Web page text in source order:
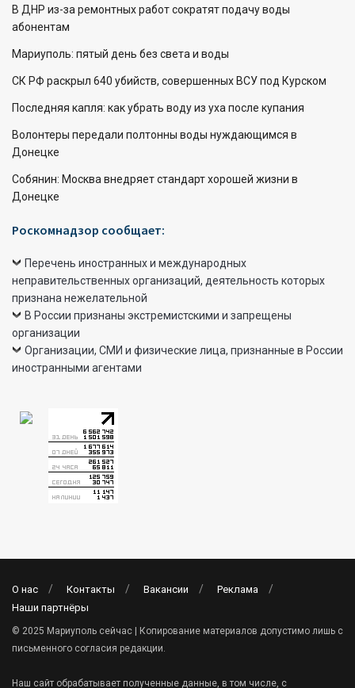
В ДНР из-за ремонтных работ сократят подачу воды
абонентам
Мариуполь: пятый день без света и воды
СК РФ раскрыл 640 убийств, совершенных ВСУ под Курском
Последняя капля: как убрать воду из уха после купания
Волонтеры передали полтонны воды нуждающимся в
Донецке
Собянин: Москва внедряет стандарт хорошей жизни в
Донецке
Роскомнадзор сообщает:
Перечень иностранных и международных
неправительственных организаций, деятельность которых
признана нежелательной
В России признаны экстремистскими и запрещены
организации
Организации, СМИ и физические лица, признанные в России
иностранными агентами
О нас Контакты Вакансии
Реклама
Наши партнёры
© 2025 Мариуполь сейчас | Копирование материалов допустимо лишь с
письменного согласия редакции.
Наш сайт обрабатывает полученные данные, в том числе, с